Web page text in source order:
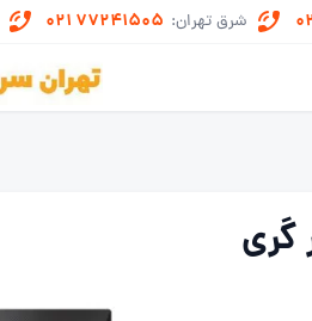
شرق تهران: 021 77241505
گری